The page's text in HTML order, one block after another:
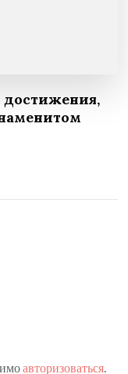
достижения,
авторизоваться.